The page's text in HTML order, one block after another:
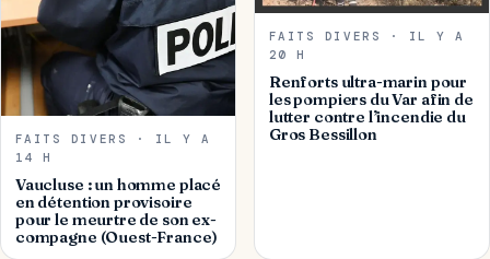
FAITS DIVERS · IL Y A
14 H
Vaucluse : un homme placé
en détention provisoire
pour le meurtre de son ex-
compagne (Ouest-France)
FAITS DIVERS · IL Y A
20 H
Renforts ultra-marin pour
les pompiers du Var afin de
lutter contre l’incendie du
Gros Bessillon